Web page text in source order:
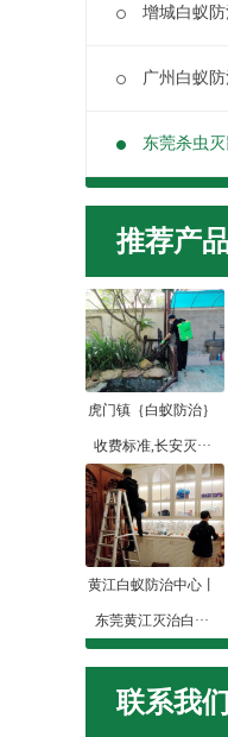
增城白蚁
广州白蚁
东莞杀虫
推荐产
虎门镇｛白蚁防治｝
收费标准,长安灭···
黄江白蚁防治中心丨
东莞黄江灭治白···
联系我们